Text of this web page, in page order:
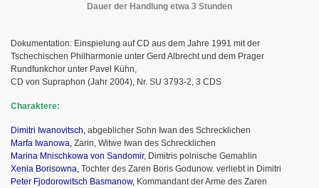
Dauer der Handlung etwa 3 Stunden
Dokumentation: Einspielung auf CD aus dem Jahre 1991 mit der
Tschechischen Philharmonie unter Gerd Albrecht und dem Prager
Rundfunkchor unter Pavel Kühn,
CD von Supraphon (Jahr 2004), Nr. SU 3793-2, 3 CDS
Charaktere:
Dimitri Iwanovitsch, abgeblicher Sohn Iwan des Schrecklichen
Marfa Iwanowa, Zarin, Witwe Iwan des Schrecklichen
Marina Mnischkowa von Sandomir, Dimitris polnische Gemahlin
Xenia Borisowna, Tochter des Zaren Boris Godunow. verliebt in Dimitri
Peter Fjodorowitsch Basmanow, Kommandant der Arme des Zaren